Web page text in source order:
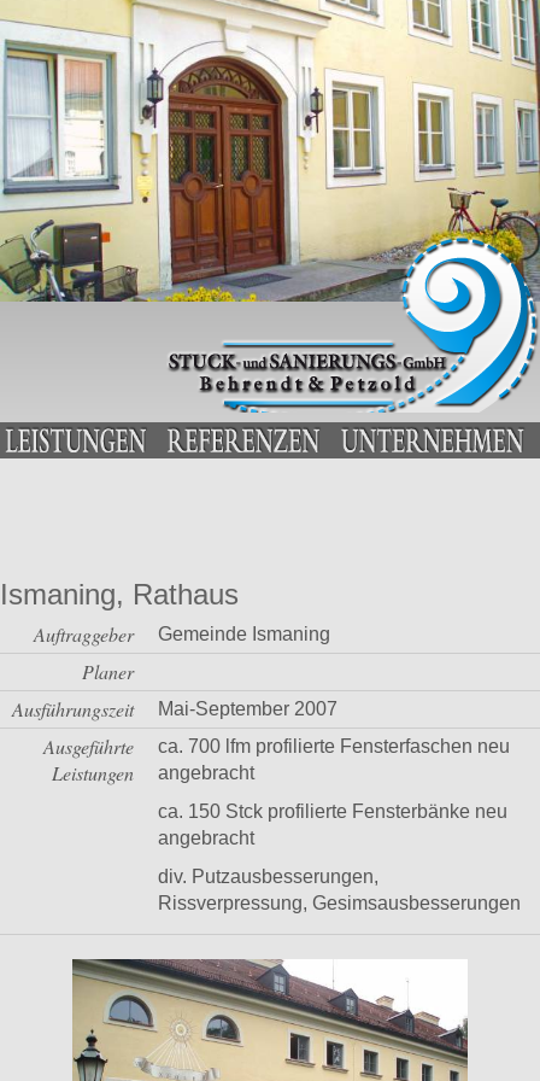
Ismaning, Rathaus
Auftraggeber Gemeinde Ismaning
Planer
Ausführungszeit
Mai-September 2007
Ausgeführte
Leistungen
ca. 700 lfm profilierte Fensterfaschen neu
angebracht
ca. 150 Stck profilierte Fensterbänke neu
angebracht
div. Putzausbesserungen,
Rissverpressung, Gesimsausbesserungen